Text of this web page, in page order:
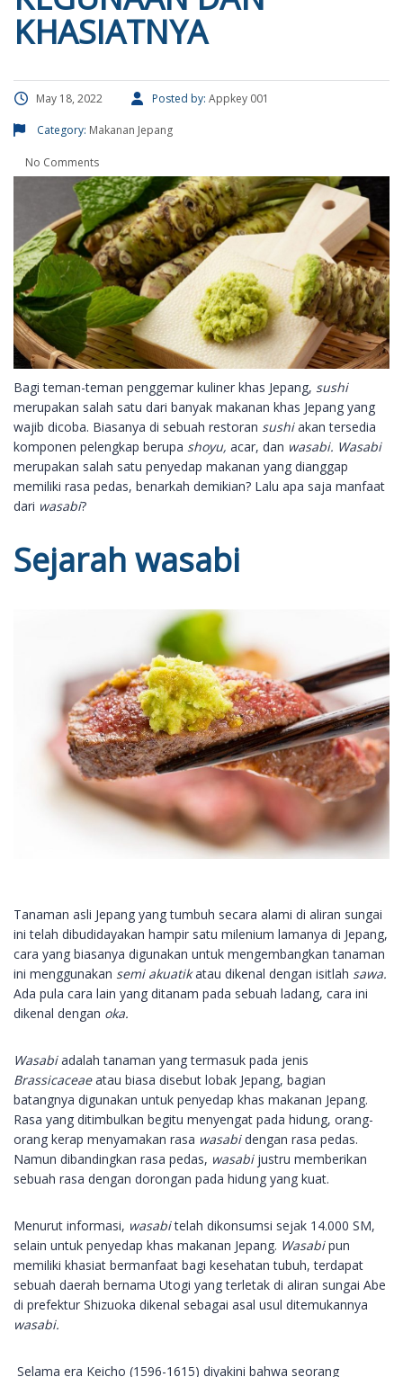
KHASIATNYA
May 18, 2022 Posted by: Appkey 001
Category: Makanan Jepang
No Comments
Bagi teman-teman penggemar kuliner khas Jepang, sushi
merupakan salah satu dari banyak makanan khas Jepang yang
wajib dicoba. Biasanya di sebuah restoran sushiakan tersedia
komponen pelengkap berupa shoyu, acar, dan wasabi. Wasabi
merupakan salah satu penyedap makanan yang dianggap
memiliki rasa pedas, benarkah demikian? Lalu apa saja manfaat
dari wasabi?
Sejarah wasabi
Tanaman asli Jepang yang tumbuh secara alami di aliran sungai
ini telah dibudidayakan hampir satu milenium lamanya di Jepang,
cara yang biasanya digunakan untuk mengembangkan tanaman
ini menggunakan semi akuatikatau dikenal dengan isitlah sawa.
Ada pula cara lain yang ditanam pada sebuah ladang, cara ini
dikenal dengan oka.
Wasabiadalah tanaman yang termasuk pada jenis
Brassicaceaeatau biasa disebut lobak Jepang, bagian
batangnya digunakan untuk penyedap khas makanan Jepang.
Rasa yang ditimbulkan begitu menyengat pada hidung, orang-
orang kerap menyamakan rasa wasabidengan rasa pedas.
Namun dibandingkan rasa pedas, wasabi justru memberikan
sebuah rasa dengan dorongan pada hidung yang kuat.
Menurut informasi, wasabitelah dikonsumsi sejak 14.000 SM,
selain untuk penyedap khas makanan Jepang. Wasabipun
memiliki khasiat bermanfaat bagi kesehatan tubuh, terdapat
sebuah daerah bernama Utogi yang terletak di aliran sungai Abe
di prefektur Shizuoka dikenal sebagai asal usul ditemukannya
wasabi.
Selama era Keicho (1596-1615) diyakini bahwa seorang